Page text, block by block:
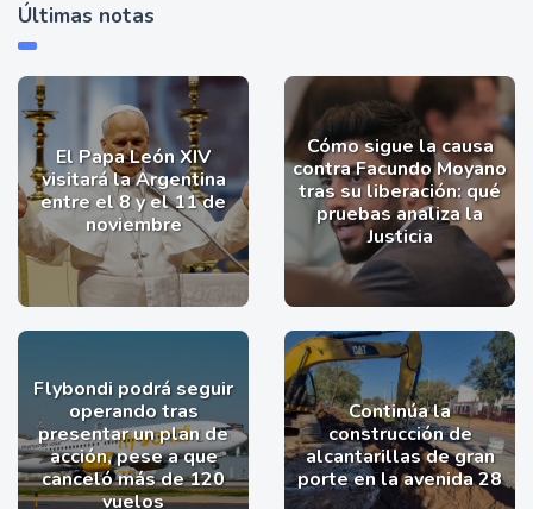
Últimas notas
El Papa León XIV
visitará la Argentina
entre el 8 y el 11 de
noviembre
Cómo sigue la causa
contra Facundo Moyano
tras su liberación: qué
pruebas analiza la
Justicia
Flybondi podrá seguir
operando tras
presentar un plan de
acción, pese a que
canceló más de 120
vuelos
Continúa la
construcción de
alcantarillas de gran
porte en la avenida 28